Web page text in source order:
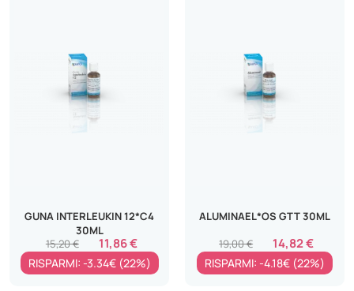
GUNA INTERLEUKIN 12*C4
30ML
11,86 €
15,20 €
RISPARMI: -3.34€ (22%)
ALUMINAEL*OS GTT 30ML
14,82 €
19,00 €
RISPARMI: -4.18€ (22%)